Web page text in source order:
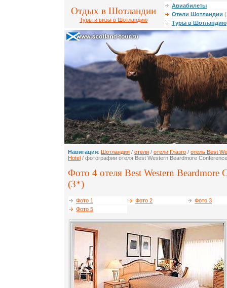
Отдых в Шотландии
Туры и визы в Шотландию
Авиабилеты
Отели Шотландии
Туры в Шотландию
Навигация: Шотландия / отели / отели Глазго / отель Best
Hotel / фотографии отеля Best Western Beardmore
Фото 4 отеля Best Western Beardmore
(3*)
Фото 1 Фото 2
Фото 3
Фото 5